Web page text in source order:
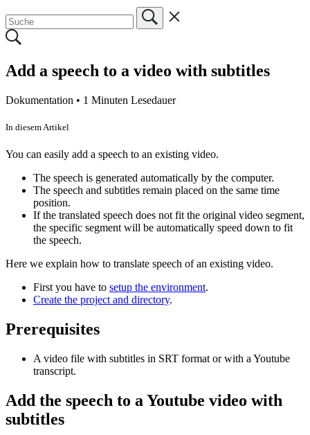
Add a speech to a video with subtitles
Dokumentation • 1 Minuten Lesedauer
In diesem Artikel
You can easily add a speech to an existing video.
The speech is generated automatically by the computer.
The speech and subtitles remain placed on the same time
position.
If the translated speech does not fit the original video segment,
the specific segment will be automatically speed down to fit
the speech.
Here we explain how to translate speech of an existing video.
First you have to setup the environment.
Create the project and directory.
Prerequisites
A video file with subtitles in SRT format or with a Youtube
transcript.
Add the speech to a Youtube video with
subtitles